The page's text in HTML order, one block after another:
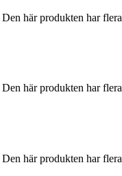
Den här produkten har
Den här produkten har
Den här produkten har